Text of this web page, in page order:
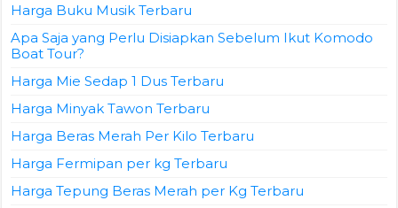
Harga Buku Musik Terbaru
Apa Saja yang Perlu Disiapkan Sebelum Ikut Komodo
Boat Tour?
Harga Mie Sedap 1 Dus Terbaru
Harga Minyak Tawon Terbaru
Harga Beras Merah Per Kilo Terbaru
Harga Fermipan per kg Terbaru
Harga Tepung Beras Merah per Kg Terbaru